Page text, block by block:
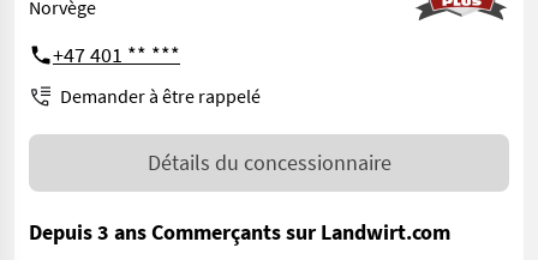
Norvège
+47 401 ** ***
Demander à être rappelé
Détails du concessionnaire
Depuis 3 ans Commerçants sur Landwirt.com